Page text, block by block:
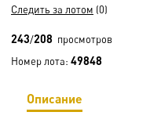
Следить за лотом (0)
243/208 просмотров
Номер лота: 49848
Описание